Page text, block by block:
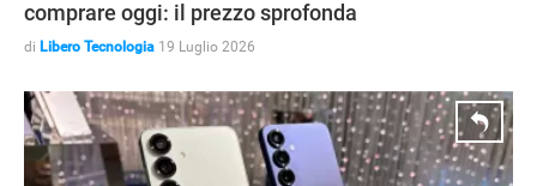
comprare oggi: il prezzo sprofonda
di Libero Tecnologia 19 Luglio 2026